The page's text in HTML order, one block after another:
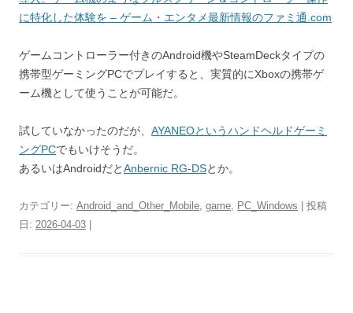
に特化した体験を – ゲーム・エンタメ最新情報のファミ通.com
ゲームコントローラー付きのAndroid機やSteamDeckタイプの
携帯型ゲーミングPCでプレイすると、実質的にXboxの携帯ゲ
ーム機として使うことが可能だ。
試していなかったのだが、 AYANEOというハンドヘルドゲーミ
ングPCでもいけそうだ。
あるいはAndroidだとAnbernic RG-DSとか。
カテゴリー: Android_and_Other_Mobile, game, PC_Windows | 投稿
日: 2026-04-03